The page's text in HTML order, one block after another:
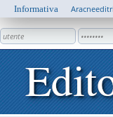
Informativa